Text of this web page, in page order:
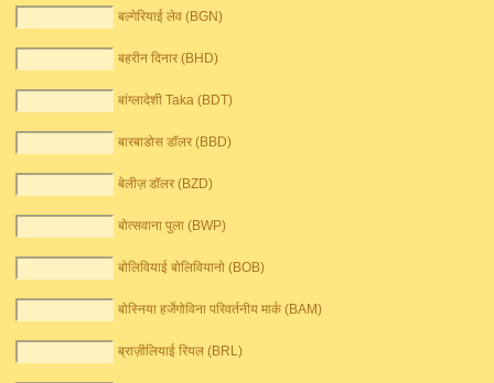
बल्गेरियाई लेव (BGN)
बहरीन दिनार (BHD)
बांग्लादेशी Taka (BDT)
बारबाडोस डॉलर (BBD)
बेलीज़ डॉलर (BZD)
बोत्सवाना पुला (BWP)
बोलिवियाई बोलिवियानो (BOB)
बोस्निया हर्जेगोविना परिवर्तनीय मार्क (BAM)
ब्राज़ीलियाई रियल (BRL)